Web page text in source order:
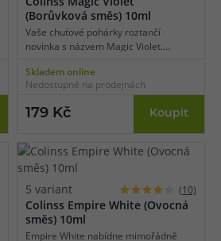
(Borůvková směs) 10ml
Vaše chuťové pohárky roztančí
novinka s názvem Magic Violet.
nasbíraných a slaďoučkých modrých
borůvek, které v samotném závěru
doplní velice jemný náznak lesní
brusinky. Tomuto bobulovitému mixu
Skladem online
Nedostupné na prodejnách
179 Kč Koupit
5 variant (10)
Colinss Empire White (Ovocná
směs) 10ml
Empire White nabídne mimořádně